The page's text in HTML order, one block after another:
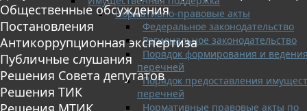
Нормативно-правовые акты
Федеральное законодательство
Региональное законодательство
Порядок формирования и ведения
перечней
Порядок предоставления
перечней
Нормативные правовые акты по
Общественные обсуждения
Постановления
Антикоррупционная экспертиза
Публичные слушания
Решения Совета депутатов
Решения ТИК